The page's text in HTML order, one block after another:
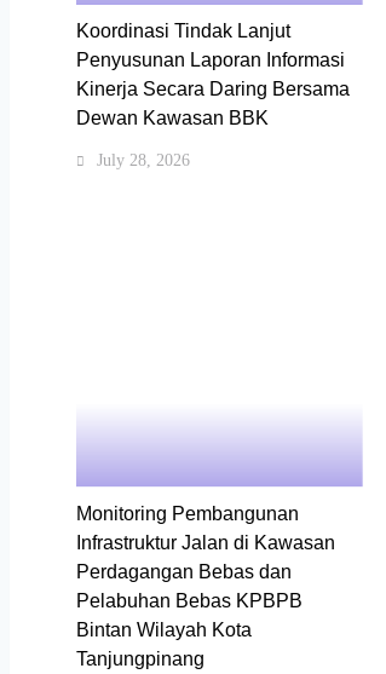
Koordinasi Tindak Lanjut
Penyusunan Laporan Informasi
Kinerja Secara Daring Bersama
Dewan Kawasan BBK
July 28, 2026
Monitoring Pembangunan
Infrastruktur Jalan di Kawasan
Perdagangan Bebas dan
Pelabuhan Bebas KPBPB
Bintan Wilayah Kota
Tanjungpinang